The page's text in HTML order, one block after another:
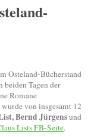
Osteland-Bücherstand
Tagen der
Romane
von insgesamt 12
Bernd Jürgensund
Lists FB-Seite.